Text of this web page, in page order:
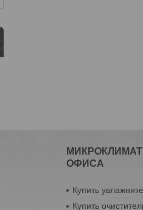
ОФИСА
Купить
Купить